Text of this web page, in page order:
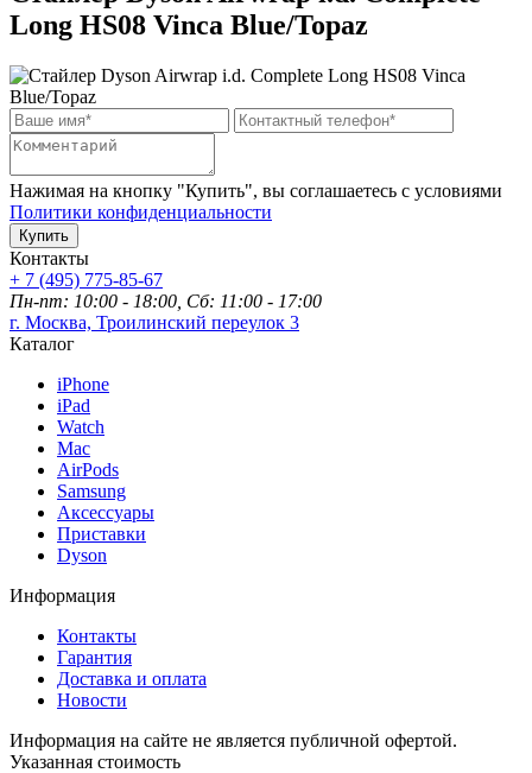
Long HS08 Vinca Blue/Topaz
Нажимая на кнопку "Купить", вы соглашаетесь с условиями
Политики конфиденциальности
Купить
Контакты
+ 7 (495) 775-85-67
Пн-пт: 10:00 - 18:00, Сб: 11:00 - 17:00
г. Москва, Троилинский переулок 3
Каталог
iPhone
iPad
Watch
Mac
AirPods
Samsung
Аксессуары
Приставки
Dyson
Информация
Контакты
Гарантия
Доставка и оплата
Новости
Информация на сайте не является публичной офертой.
Указанная стоимость